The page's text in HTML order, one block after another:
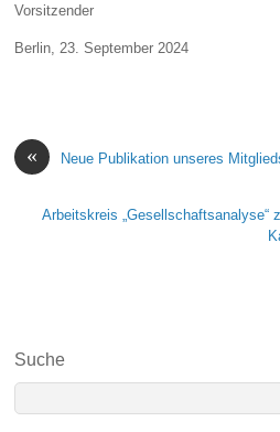
Vorsitzender
Berlin, 23. September 2024
« Neue Publikation unseres
Arbeitskreis „Gesellschaftsanalyse“
Suche